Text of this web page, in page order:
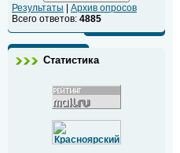
Результаты
Архив опросов
Всего ответов: 4885
Статистика